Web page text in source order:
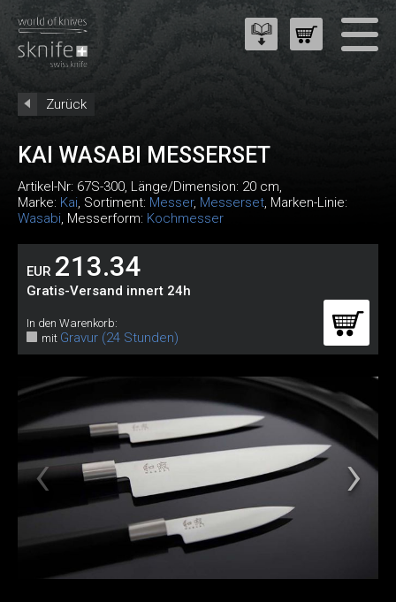
Zurück
KAI WASABI MESSERSET
Artikel-Nr: 67S-300, Länge/Dimension: 20 cm,
Marke: Kai, Sortiment: Messer, Messerset, Marken-Linie:
Wasabi, Messerform: Kochmesser
EUR 213.34
Gratis-Versand innert 24h
In den Warenkorb:
mit Gravur (24 Stunden)